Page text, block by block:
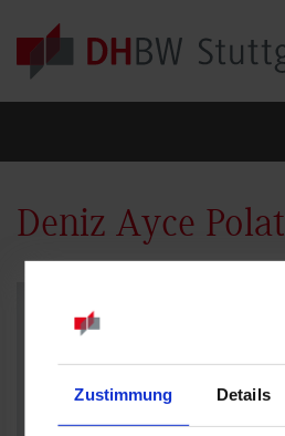
Zustimmung Details
Skip to main content
Deniz Ayce Polat